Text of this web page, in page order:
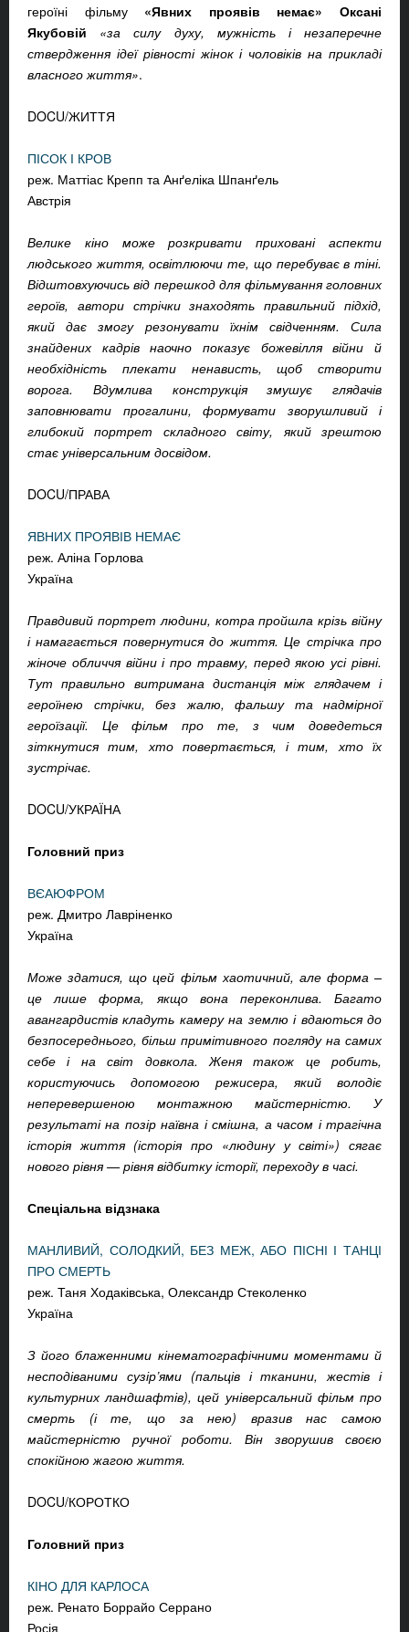
героїні фільму «Явних проявів немає» Оксані
Якубовій
«за силу духу, мужність і незаперечне
ствердження ідеї рівності жінок і чоловіків на прикладі
власного життя».
DOCU/ЖИТТЯ
ПІСОК І КРОВ
реж. Маттіас Крепп та Анґеліка Шпанґель
Австрія
Велике кіно може розкривати приховані аспекти
людського життя, освітлюючи те, що перебуває в тіні.
Відштовхуючись від перешкод для фільмування головних
героїв, автори стрічки знаходять правильний підхід,
який дає змогу резонувати їхнім свідченням. Сила
знайдених кадрів наочно показує божевілля війни й
необхідність плекати ненависть, щоб створити
ворога. Вдумлива конструкція змушує глядачів
заповнювати прогалини, формувати зворушливий і
глибокий портрет складного світу, який зрештою
стає універсальним досвідом.
DOCU/ПРАВА
ЯВНИХ ПРОЯВІВ НЕМАЄ
реж. Аліна Горлова
Україна
Правдивий портрет людини, котра пройшла крізь війну
і намагається повернутися до життя. Це стрічка про
жіноче обличчя війни і про травму, перед якою усі рівні.
Тут правильно витримана дистанція між глядачем і
героїнею стрічки, без жалю, фальшу та надмірної
героїзації. Це фільм про те, з чим доведеться
зіткнутися тим, хто повертається, і тим, хто їх
зустрічає.
DOCU/УКРАЇНА
Головний приз
ВЄАЮФРОМ
реж. Дмитро Лавріненко
Україна
Може здатися, що цей фільм хаотичний, але форма –
це лише форма, якщо вона переконлива. Багато
авангардистів кладуть камеру на землю і вдаються до
безпосереднього, більш примітивного погляду на самих
себе і на світ довкола. Женя також це робить,
користуючись допомогою режисера, який володіє
неперевершеною монтажною майстерністю. У
результаті на позір наївна і смішна, а часом і трагічна
історія життя (історія про «людину у світі») сягає
нового рівня — рівня відбитку історії, переходу в часі.
Спеціальна відзнака
МАНЛИВИЙ, СОЛОДКИЙ, БЕЗ МЕЖ, АБО ПІСНІ І ТАНЦІ
ПРО СМЕРТЬ
реж. Таня Ходаківська, Олександр Стеколенко
Україна
З його блаженними кінематографічними моментами й
несподіваними сузір’ями (пальців і тканини, жестів і
культурних ландшафтів), цей універсальний фільм про
смерть (і те, що за нею) вразив нас самою
майстерністю ручної роботи. Він зворушив своєю
спокійною жагою життя.
DOCU/КОРОТКО
Головний приз
КІНО ДЛЯ КАРЛОСА
реж. Ренато Боррайо Серрано
Росія